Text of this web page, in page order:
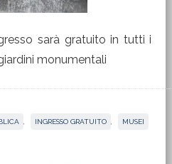
sarà gratuito in tutti i
monumentali
INGRESSO GRATUITO MUSEI